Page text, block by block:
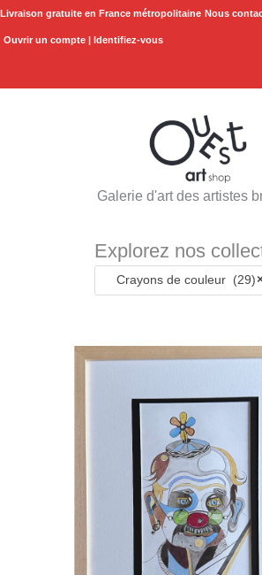
Aller
Livraison gratuite en France métropolitaine Nous
Ouvrir un compte | Identifiez-vous
Galerie d'art des artistes
Explorez nos
Crayons de couleur (29)